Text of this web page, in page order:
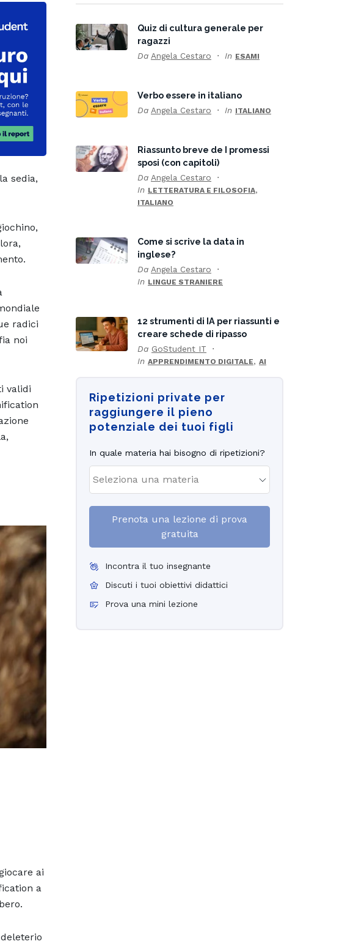
sedia,
radici
noi
validi
ai
a
Quiz di cultura generale per
ragazzi
Da Angela Cestaro In ESAMI
Verbo essere in italiano
Da Angela Cestaro In ITALIANO
Riassunto breve de I promessi
sposi (con capitoli)
Da Angela Cestaro
In LETTERATURA E FILOSOFIA,
ITALIANO
Come si scrive la data in
inglese?
Da Angela Cestaro
In LINGUE STRANIERE
12 strumenti di IA per riassunti e
creare schede di ripasso
Da GoStudent IT
In APPRENDIMENTO DIGITALE, AI
Ripetizioni private per
raggiungere il pieno
potenziale dei tuoi figli
In quale materia hai bisogno di ripetizioni?
Prenota una lezione di prova
gratuita
Incontra il tuo insegnante
Discuti i tuoi obiettivi didattici
Prova una mini lezione